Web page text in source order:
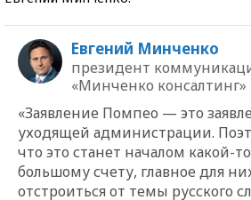
Евгений Минченко
президент
«Минченко консалтинг»
«Заявление Помпео — это
уходящей администрации.
что это станет началом какой-
большому счету, главное для
отстроиться от темы русского